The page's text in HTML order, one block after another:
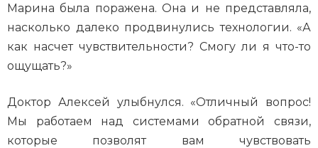
Марина была поражена. Она и не представляла,
насколько далеко продвинулись технологии. «А
как насчет чувствительности? Смогу ли я что-то
ощущать?»
Доктор Алексей улыбнулся. «Отличный вопрос!
Мы работаем над системами обратной связи,
которые позволят вам чувствовать